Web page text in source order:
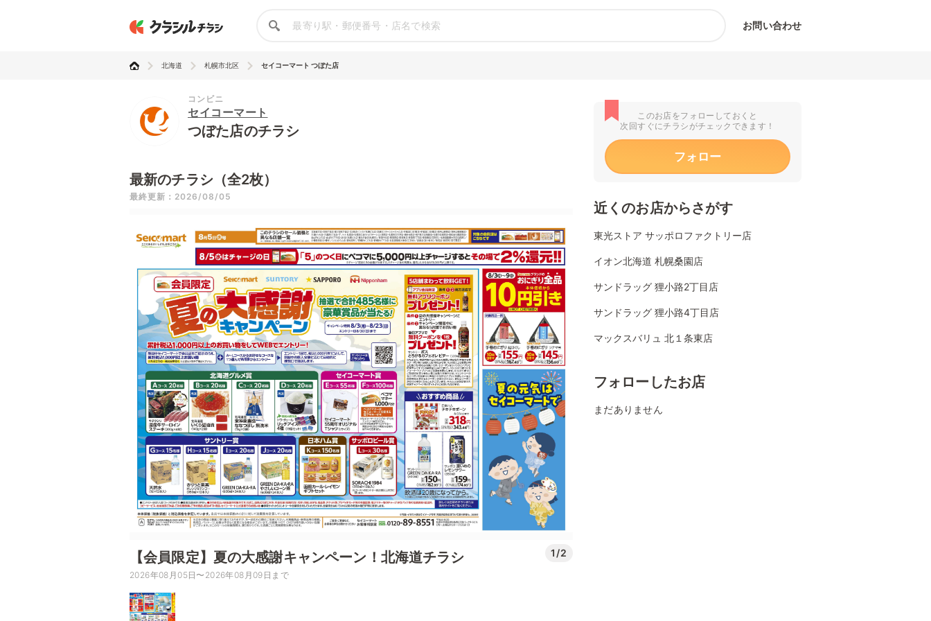
お問い合わせ
北海道 札幌市北区 セイコーマート つぼた店
コンビニ
セイコーマート
つぼた店のチラシ
最新のチラシ（全2枚）
最終更新：2026/08/05
【会員限定】夏の大感謝キャンペーン！北海道チラシ 1/2
2026年08月05日〜2026年08月09日まで
このお店をフォローしておくと
次回すぐにチラシがチェックできます！
フォロー
近くのお店からさがす
東光ストア サッポロファクトリー店
イオン北海道 札幌桑園店
サンドラッグ 狸小路2丁目店
サンドラッグ 狸小路4丁目店
マックスバリュ 北１条東店
フォローしたお店
まだありません